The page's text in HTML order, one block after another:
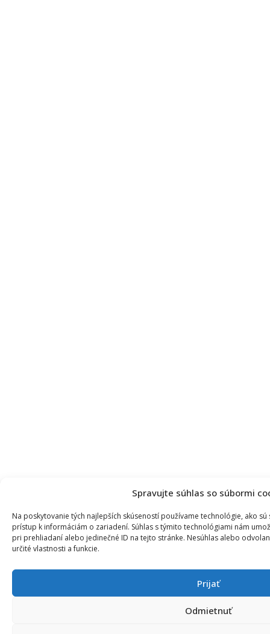
Spravujte súhlas so súbormi
Na poskytovanie tých najlepších skúseností používame technológie, ako
prístup k informáciám o zariadení. Súhlas s týmito technológiami nám
pri prehliadaní alebo jedinečné ID na tejto stránke. Nesúhlas alebo
určité vlastnosti a funkcie.
Prijať
Odmietnuť